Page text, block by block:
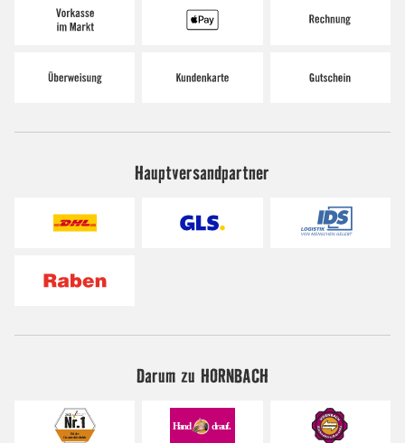
Hauptversandpartner
Darum zu HORNBACH